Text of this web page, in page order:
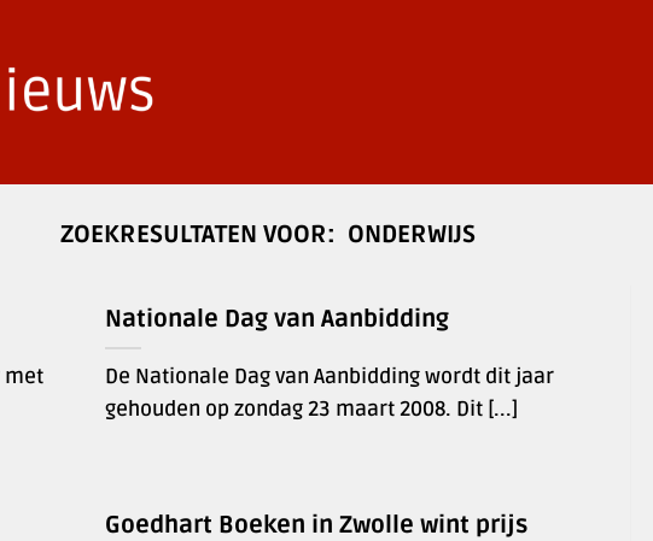
ONDERWIJS
met
Nationale Dag van Aanbidding
De Nationale Dag van Aanbidding wordt dit jaar
gehouden op zondag 23 maart 2008. Dit [...]
Goedhart Boeken in Zwolle wint prijs